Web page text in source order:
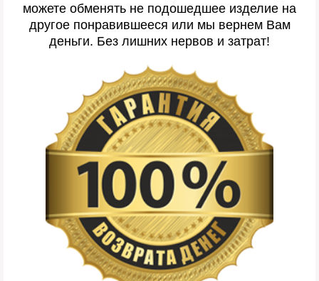
можете обменять не подошедшее изделие на
другое понравившееся или мы вернем Вам
деньги. Без лишних нервов и затрат!